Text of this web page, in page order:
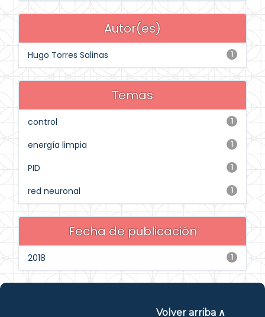
Autor(es)
1
Hugo Torres Salinas
Temas
1
control
1
energía limpia
1
PID
1
red neuronal
Fecha de publicación
1
2018
Volver arriba ∧